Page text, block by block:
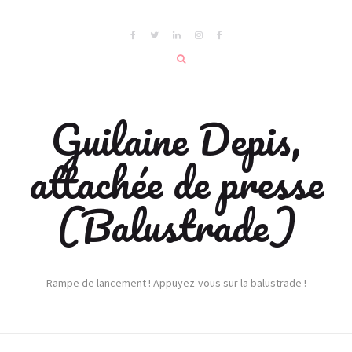
Guilaine Depis,
attachée de presse
(Balustrade)
Rampe de lancement ! Appuyez-vous sur la balustrade !